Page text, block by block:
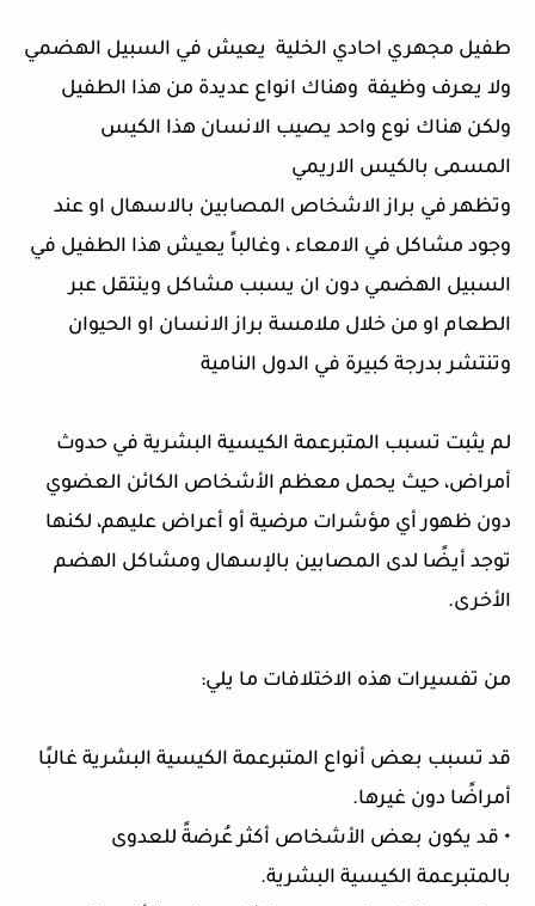
طفيل مجهري احادي الخلية يعيش في السبيل الهضمي
ولا يعرف وظيفة وهناك انواع عديدة من هذا الطفيل
ولكن هناك نوع واحد يصيب الانسان هذا الكيس
المسمى بالكيس الاريمي
وتظهر في براز الاشخاص المصابين بالاسهال او عند
وجود مشاكل في الامعاء ، وغالباً يعيش هذا الطفيل في
السبيل الهضمي دون ان يسبب مشاكل وينتقل عبر
الطعام او من خلال ملامسة براز الانسان او الحيوان
وتنتشر بدرجة كبيرة في الدول النامية
لم يثبت تسبب المتبرعمة الكيسية البشرية في حدوث
أمراض، حيث يحمل معظم الأشخاص الكائن العضوي
دون ظهور أي مؤشرات مرضية أو أعراض عليهم، لكنها
توجد أيضًا لدى المصابين بالإسهال ومشاكل الهضم
الأخرى.
من تفسيرات هذه الاختلافات ما يلي:
قد تسبب بعض أنواع المتبرعمة الكيسية البشرية غالبًا
أمراضًا دون غيرها.
• قد يكون بعض الأشخاص أكثر عُرضةً للعدوى
بالمتبرعمة الكيسية البشرية.